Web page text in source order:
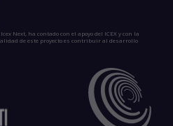
Next, ha contado con el apoyo del ICEX y con la
de este proyecto es contribuir al desarrollo